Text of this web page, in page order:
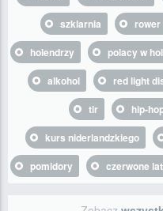
szklarnia
rower
holendrzy
polacy w
alkohol
red light
tir
hip-
kurs niderlandzkiego
pomidory
czerwone